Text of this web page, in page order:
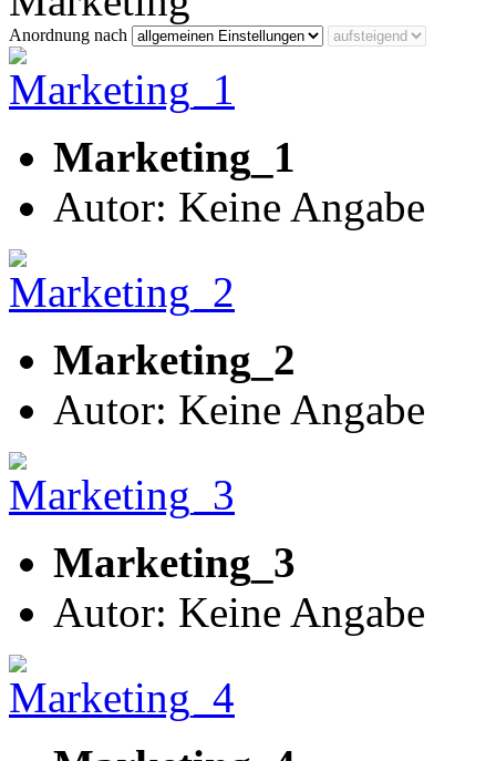
Anordnung nach
Marketing_1
Autor: Keine Angabe
Marketing_2
Autor: Keine Angabe
Marketing_3
Autor: Keine Angabe